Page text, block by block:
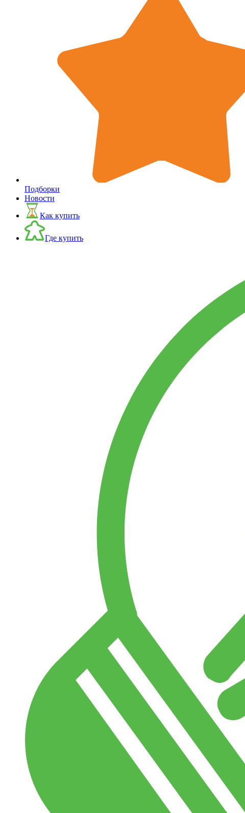
Подборки
Новости
Как купить
Где купить